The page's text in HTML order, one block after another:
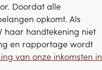
Doordat alle
opkomt. Als
haar handtekening niet
en rapportage wordt
van onze inkomsten in